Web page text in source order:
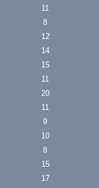
11
8
12
14
15
11
20
11
9
10
8
15
17